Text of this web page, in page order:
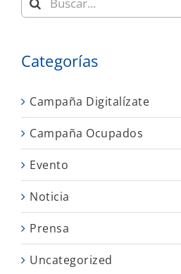
Categorías
Campaña Digitalízate
Campaña Ocupados
Evento
Noticia
Prensa
Uncategorized